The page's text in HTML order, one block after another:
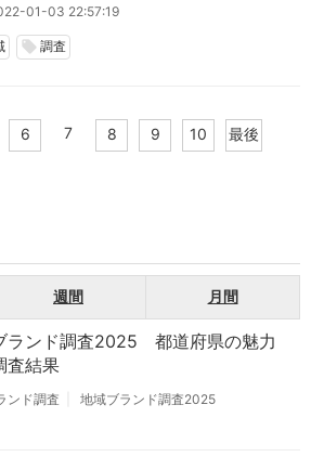
01-03 22:57:19
local_offer 調査
6 7 8 9 10 最後
週間 月間
ランド調査2025 都道府県の魅力
査結果
ンド調査 地域ブランド調査2025